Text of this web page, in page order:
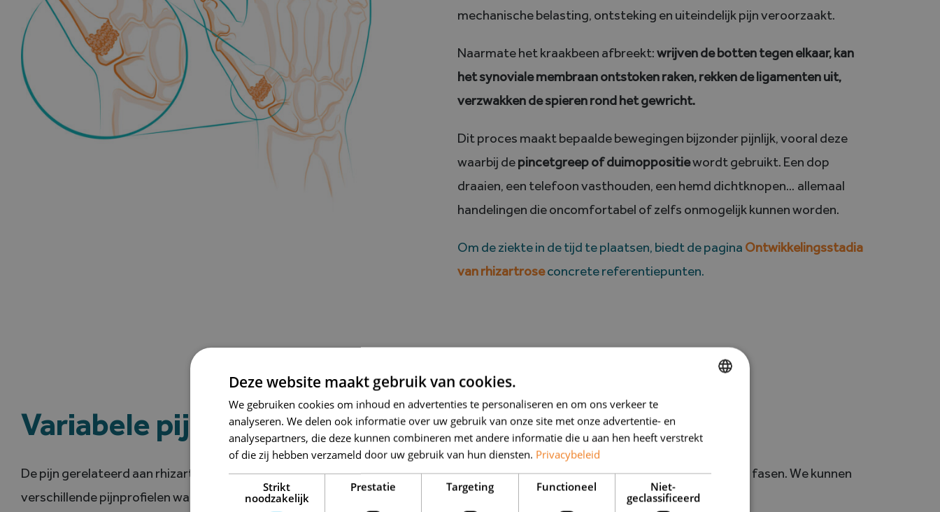
mechanische belasting, ontsteking en uiteindelijk pijn veroorzaakt.
Naarmate het kraakbeen afbreekt:wrijven de botten tegen elkaar, kan
het synoviale membraan ontstoken raken, rekken de ligamenten uit,
verzwakken de spieren rond het gewricht.
Dit proces maakt bepaalde bewegingen bijzonder pijnlijk, vooral deze
waarbij depincetgreep of duimoppositiewordt gebruikt. Een dop
draaien, een telefoon vasthouden, een hemd dichtknopen… allemaal
handelingen die oncomfortabel of zelfs onmogelijk kunnen worden.
Om de ziekte in de tijd te plaatsen, biedt de pagina Ontwikkelingsstadia
van rhizartroseconcrete referentiepunten.
Variabele pijn in de loop van de tijd
De pijn gerelateerd aan rhizartrose is niet altijd aanwezig. Het evolueert vaak inontstekingsopstoten, afgewisseld met rustigere fasen. We kunnen
verschillende pijnprofielen waarnemen:
Deze website maakt gebruik van cookies.
We gebruiken cookies om inhoud en advertenties te personaliseren en om ons verkeer te
analyseren. We delen ook informatie over uw gebruik van onze site met onze advertentie- en
analysepartners, die deze kunnen combineren met andere informatie die u aan hen heeft verstrekt
of die zij hebben verzameld door uw gebruik van hun diensten. Privacybeleid
Strikt
noodzakelijk
Prestatie Targeting Functioneel
Niet-
geclassificeerd